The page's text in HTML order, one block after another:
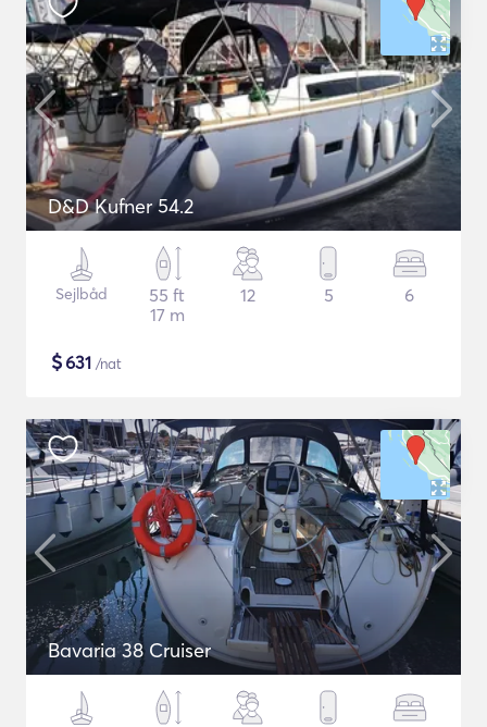
D&D Kufner 54.2
Sejlbåd
55 ft
17 m
12 5 6
$631 /nat
Bavaria 38 Cruiser